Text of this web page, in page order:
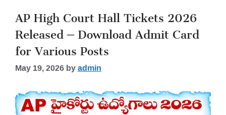
AP High Court Hall Tickets 2026
Released – Download Admit Card
for Various Posts
May 19, 2026byadmin